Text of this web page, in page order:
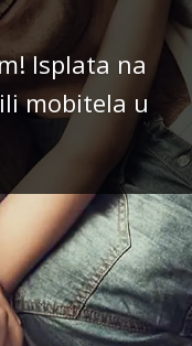
Isplata na
mobitela u